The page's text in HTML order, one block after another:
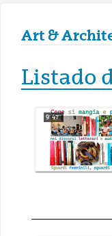
Art &
Listado
9' 47''